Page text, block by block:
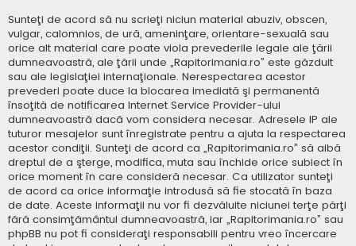
Sunteţi de acord să nu scrieţi niciun material abuziv, obscen,
vulgar, calomnios, de ură, ameninţare, orientare-sexuală sau
orice alt material care poate viola prevederile legale ale ţării
dumneavoastră, ale ţării unde „Rapitorimania.ro” este găzduit
sau ale legislaţiei internaţionale. Nerespectarea acestor
prevederi poate duce la blocarea imediată şi permanentă
însoţită de notificarea Internet Service Provider-ului
dumneavoastră dacă vom considera necesar. Adresele IP ale
tuturor mesajelor sunt înregistrate pentru a ajuta la respectarea
acestor condiţii. Sunteţi de acord ca „Rapitorimania.ro” să aibă
dreptul de a şterge, modifica, muta sau închide orice subiect în
orice moment în care consideră necesar. Ca utilizator sunteţi
de acord ca orice informaţie introdusă să fie stocată în baza
de date. Aceste informaţii nu vor fi dezvăluite niciunei terţe părţi
fără consimţământul dumneavoastră, iar „Rapitorimania.ro” sau
phpBB nu pot fi consideraţi responsabili pentru vreo încercare